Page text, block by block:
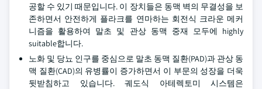
공할 수 있기 때문입니다. 이 장치들은 동맥 벽의 무결성을 보
존하면서 안전하게 플라크를 연마하는 회전식 크라운 메커
니즘을 활용하여 말초 및 관상 동맥 중재 모두에 highly
suitable합니다.
노화 및 당뇨 인구를 중심으로 말초 동맥 질환(PAD)과 관상 동
맥 질환(CAD)의 유병률이 증가하면서 이 부문의 성장을 더욱
뒷받침하고 있습니다. 궤도식 아테렉토미 시스템은